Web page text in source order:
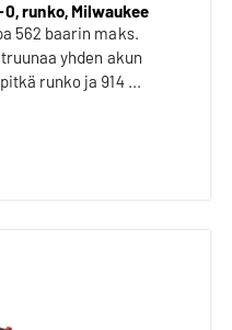
0, runko, Milwaukee
562 baarin maks.
yhden akun
runko ja 914 ...